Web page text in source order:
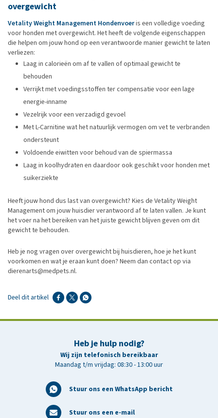
overgewicht
Vetality Weight Management Hondenvoeris een volledige voeding
voor honden met overgewicht. Het heeft de volgende eigenschappen
die helpen om jouw hond op een verantwoorde manier gewicht te laten
verliezen:
Laag in calorieën om af te vallen of optimaal gewicht te
behouden
Verrijkt met voedingsstoffen ter compensatie voor een lage
energie-inname
Vezelrijk voor een verzadigd gevoel
Met L-Carnitine wat het natuurlijk vermogen om vet te verbranden
ondersteunt
Voldoende eiwitten voor behoud van de spiermassa
Laag in koolhydraten en daardoor ook geschikt voor honden met
suikerziekte
Heeft jouw hond dus last van overgewicht? Kies de Vetality Weight
Management om jouw huisdier verantwoord af te laten vallen. Je kunt
het voer na het bereiken van het juiste gewicht blijven geven om dit
gewicht te behouden.
Heb je nog vragen over overgewicht bij huisdieren, hoe je het kunt
voorkomen en wat je eraan kunt doen? Neem dan contact op via
dierenarts@medpets.nl.
Deel dit artikel
Heb je hulp nodig?
Wij zijn telefonisch bereikbaar
Maandag t/m vrijdag: 08:30 - 13:00 uur
Stuur ons een WhatsApp bericht
Stuur ons een e-mail